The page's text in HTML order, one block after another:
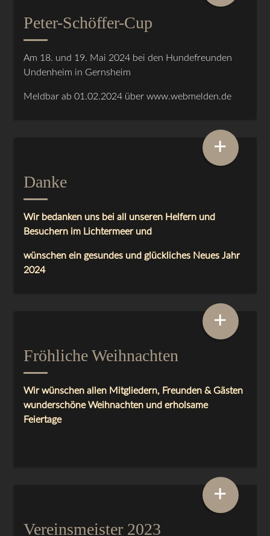
Peter-Schöffer-Cup
Am 18. und 19. Mai 2024 bei den Hundefreunden
Undenheim in Gernsheim
Meldbar ab 01.02.2024 über www.webmelden.de
Danke
Wir bedanken uns bei all unseren Helfern und
Besuchern im Lichtermeer und
wünschen ein gesundes und glückliches Neues Jahr
2024
+
Fröhliche Weihnachten
Wir wünschen allen Mitgliedern, Freunden & Gästen
wunderschöne Weihnachten und erholsame
Feiertage
+
Vereinsmeister 2023
+